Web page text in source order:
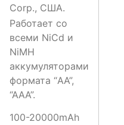
Corp., США.
Работает со
всеми NiCd и
NiMH
аккумуляторами
формата “AA”,
“AAA”.
100-20000mAh